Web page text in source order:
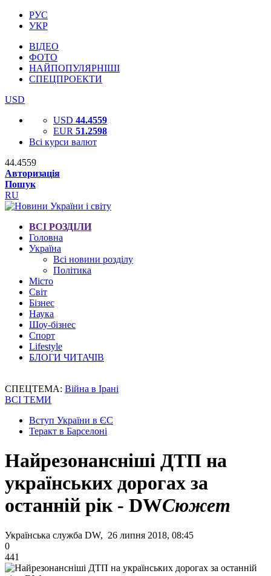
РУС
УКР
ВІДЕО
ФОТО
НАЙПОПУЛЯРНІШІ
СПЕЦПРОЕКТИ
USD
USD 44.4559
EUR 51.2598
Всі курси валют
44.4559
Авторизація
Пошук
RU
ВСІ РОЗДІЛИ
Головна
Україна
Всі новини розділу
Політика
Місто
Світ
Бізнес
Наука
Шоу-бізнес
Спорт
Lifestyle
БЛОГИ ЧИТАЧІВ
СПЕЦТЕМА: Війна в Ірані
ВСІ ТЕМИ
Вступ України в ЄС
Теракт в Барселоні
Найрезонансніші ДТП на
українських дорогах за
останній рік - DWСюжет
Українська служба DW, 26 липня 2018, 08:45
0
441